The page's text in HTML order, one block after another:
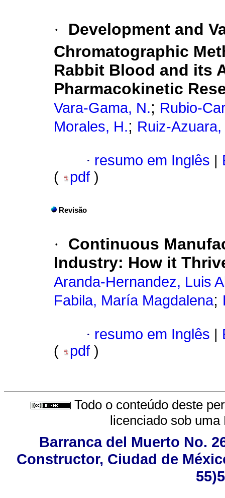
·
Development and
Chromatographic
Rabbit Blood and its
Pharmacokinetic
Vara-Gama, N.; Rubio-
Morales, H.; Ruiz-Azuara,
· resumo em Inglês |
(
pdf )
Revisão
·
Continuous
Industry: How it
Aranda-Hernandez, Luis
Fabila, María Magdalena;
· resumo em Inglês
(
pdf )
Todo o conteúdo deste
licenciado sob uma
Barranca del Muerto No.
Constructor, Ciudad de